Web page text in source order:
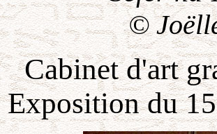
©
Cabinet d'art
Exposition du